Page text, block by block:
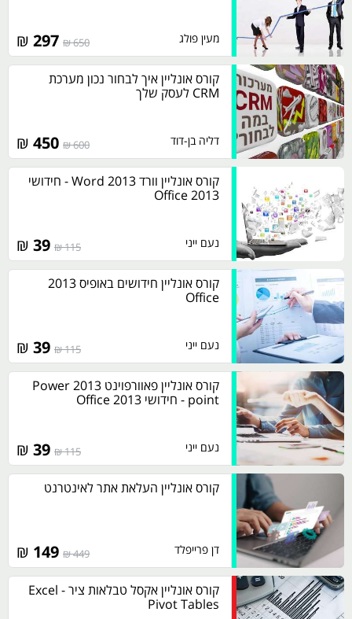
מעין פולג 650 ₪
₪
קורס אונליין איך לבחור נכון מערכת
CRM לעסק שלך
דליה בן-דוד 600 ₪
₪
קורס אונליין וורד 2013 Word - חידושי
Office 2013
נעם ייני 115 ₪
₪
קורס אונליין חידושים באופיס 2013
Office
נעם ייני 115 ₪
₪
קורס אונליין פאוורפוינט 2013 Power
point - חידושי Office 2013
נעם ייני 115 ₪
₪
קורס אונליין העלאת אתר לאינטרנט
דן פרייפלד 449 ₪
₪
קורס אונליין אקסל טבלאות ציר - Excel
Pivot Tables